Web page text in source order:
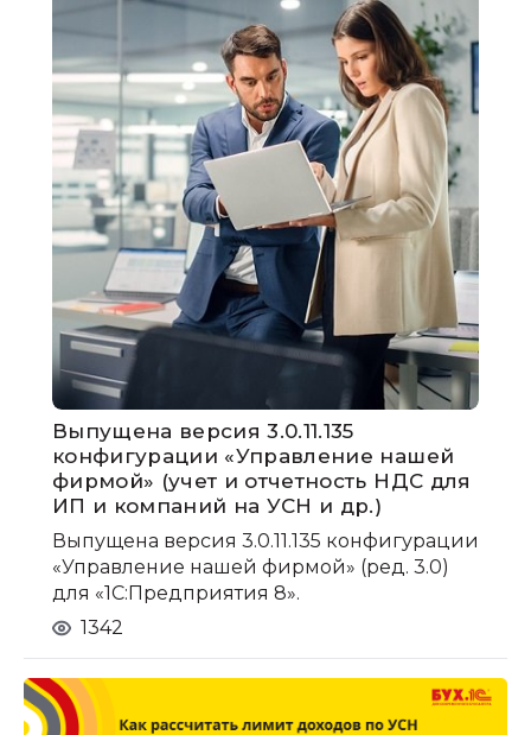
Выпущена версия 3.0.11.135
конфигурации «Управление нашей
фирмой» (учет и отчетность НДС для
ИП и компаний на УСН и др.)
Выпущена версия 3.0.11.135 конфигурации
«Управление нашей фирмой» (ред. 3.0)
для «1С:Предприятия 8».
1342